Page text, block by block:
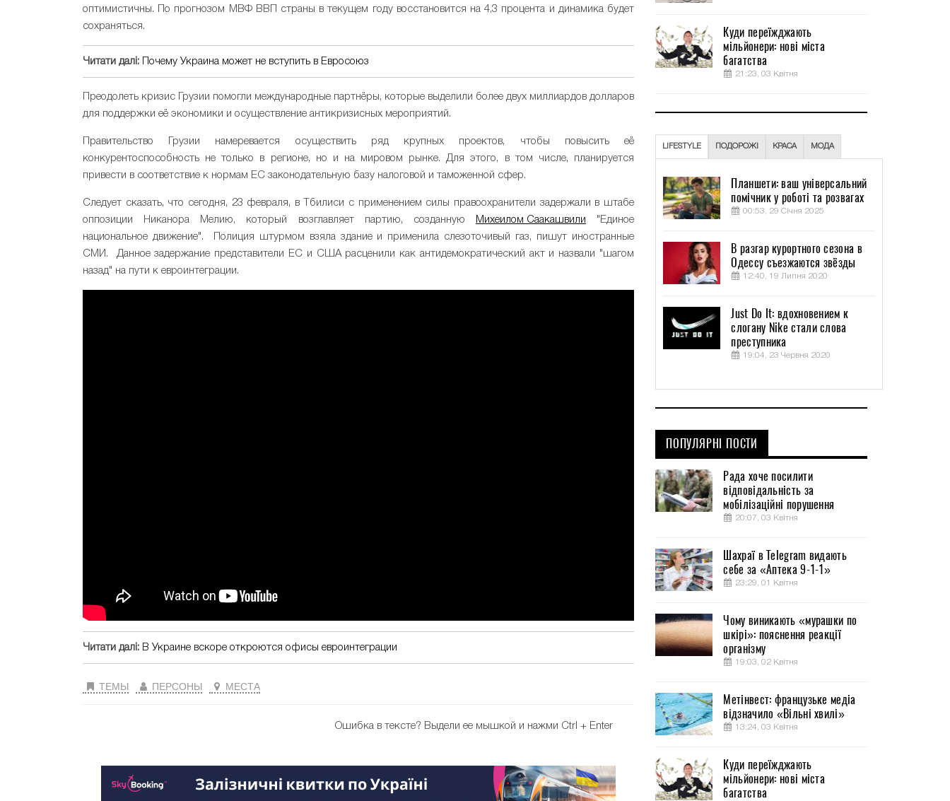
оптимистичны. По прогнозом МВФ ВВП страны в текущем году восстановится на 4,3 процента и динамика будет
сохраняться.
Читати далі: Почему Украина может не вступить в Евросоюз
Преодолеть кризис Грузии помогли международные партнёры, которые выделили более двух миллиардов долларов
для поддержки её экономики и осуществление антикризисных мероприятий.
Правительство Грузии намеревается осуществить ряд крупных проектов, чтобы повысить её
конкурентоспособность не только в регионе, но и на мировом рынке. Для этого, в том числе, планируется
привести в соответствие к нормам ЕС законодательную базу налоговой и таможенной сфер.
Следует сказать, что сегодня, 23 февраля, в Тбилиси с применением силы правоохранители задержали в штабе
оппозиции Никанора Мелию, который возглавляет партию, созданную
Михеилом Саакашвили "Единое
национальное движение". Полиция штурмом взяла здание и применила слезоточивый газ, пишут иностранные
СМИ. Данное задержание представители ЕС и США расценили как антидемократический акт и назвали "шагом
назад" на пути к евроинтеграции.
Читати далі: В Украине вскоре откроются офисы евроинтеграции
ТЕМЫ ПЕРСОНЫ МЕСТА
Ошибка в тексте? Выдели ее мышкой и нажми Ctrl + Enter
Куди переїжджають
мільйонери: нові міста
багатства
21:23, 03 Квітня
LIFESTYLE ПОДОРОЖІ КРАСА МОДА
Планшети: ваш універсальний
помічник у роботі та розвагах
00:53, 29 Січня 2025
В разгар курортного сезона в
Одессу съезжаются звёзды
12:40, 19 Липня 2020
Just Do It: вдохновением к
слогану Nike стали слова
преступника
19:04, 23 Червня 2020
ПОПУЛЯРНІ ПОСТИ
Рада хоче посилити
відповідальність за
мобілізаційні порушення
20:07, 03 Квітня
Шахраї в Telegram видають
себе за «Аптека 9-1-1»
23:29, 01 Квітня
Чому виникають «мурашки по
шкірі»: пояснення реакції
організму
19:03, 02 Квітня
Метінвест: французьке медіа
відзначило «Вільні хвилі»
13:24, 03 Квітня
Куди переїжджають
мільйонери: нові міста
багатства